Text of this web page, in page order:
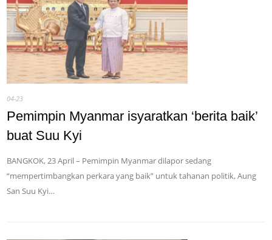
04-23
Pemimpin Myanmar isyaratkan ‘berita baik’
buat Suu Kyi
BANGKOK, 23 April – Pemimpin Myanmar dilapor sedang
“mempertimbangkan perkara yang baik” untuk tahanan politik, Aung
San Suu Kyi…